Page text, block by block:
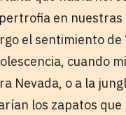
en
el sentimiento de
cuando
Nevada, o a la
los zapatos